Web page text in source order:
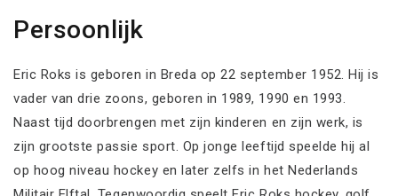
Persoonlijk
Eric Roks is geboren in Breda op 22 september 1952. Hij is
vader van drie zoons, geboren in 1989, 1990 en 1993.
Naast tijd doorbrengen met zijn kinderen en zijn werk, is
zijn grootste passie sport. Op jonge leeftijd speelde hij al
op hoog niveau hockey en later zelfs in het Nederlands